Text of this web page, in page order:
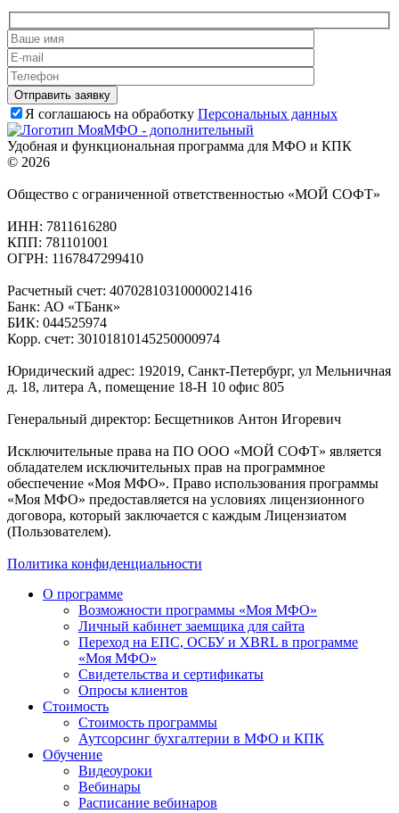
Я соглашаюсь на обработку Персональных данных
Удобная и функциональная программа для МФО и КПК
© 2026
Общество с ограниченной ответственностью «МОЙ СОФТ»
ИНН: 7811616280
КПП: 781101001
ОГРН: 1167847299410
Расчетный счет: 40702810310000021416
Банк: АО «ТБанк»
БИК: 044525974
Корр. счет: 30101810145250000974
Юридический адрес: 192019, Санкт-Петербург, ул Мельничная
д. 18, литера А, помещение 18-Н 10 офис 805
Генеральный директор: Бесщетников Антон Игоревич
Исключительные права на ПО ООО «МОЙ СОФТ» является
обладателем исключительных прав на программное
обеспечение «Моя МФО». Право использования программы
«Моя МФО» предоставляется на условиях лицензионного
договора, который заключается с каждым Лицензиатом
(Пользователем).
Политика конфиденциальности
О программе
Возможности программы «Моя МФО»
Личный кабинет заемщика для сайта
Переход на ЕПС, ОСБУ и XBRL в программе
«Моя МФО»
Свидетельства и сертификаты
Опросы клиентов
Стоимость
Стоимость программы
Аутсорсинг бухгалтерии в МФО и КПК
Обучение
Видеоуроки
Вебинары
Расписание вебинаров